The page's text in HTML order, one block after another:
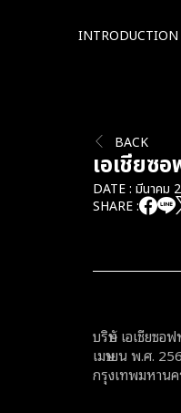
INTRODUCTION
BACK
เอเชียซ
DATE : มีนาคม
SHARE :
บริษัท เอเชียซ
เมษายน พ.ศ.
กรุงเทพมหาน